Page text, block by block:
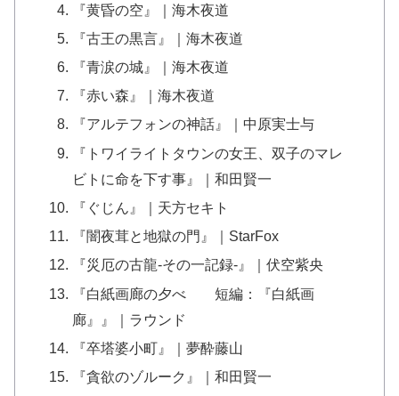
『黄昏の空』｜海木夜道
『古王の黒言』｜海木夜道
『青涙の城』｜海木夜道
『赤い森』｜海木夜道
『アルテフォンの神話』｜中原実士与
『トワイライトタウンの女王、双子のマレ
ビトに命を下す事』｜和田賢一
『ぐじん』｜天方セキト
『闇夜茸と地獄の門』｜StarFox
『災厄の古龍-その一記録-』｜伏空紫央
『白紙画廊の夕べ 短編：『白紙画
廊』』｜ラウンド
『卒塔婆小町』｜夢酔藤山
『貪欲のゾルーク』｜和田賢一